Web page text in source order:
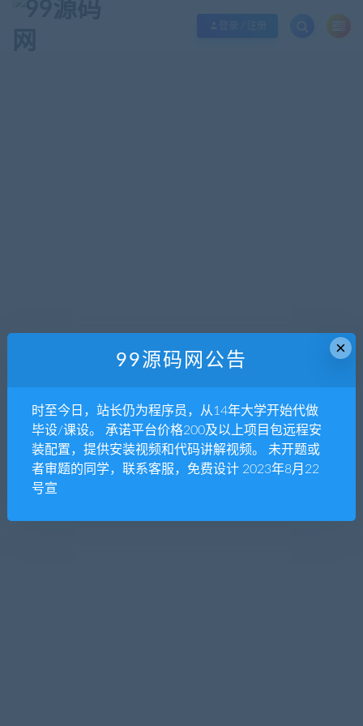
暂无内容
抱歉，没有找到您需要的文章，可以搜索看看
×
99源码网公告
时至今日，站长仍为程序员，从14年大学开始代做
毕设/课设。 承诺平台价格200及以上项目包远程安
装配置，提供安装视频和代码讲解视频。 未开题或
者审题的同学，联系客服，免费设计 2023年8月22
号宣